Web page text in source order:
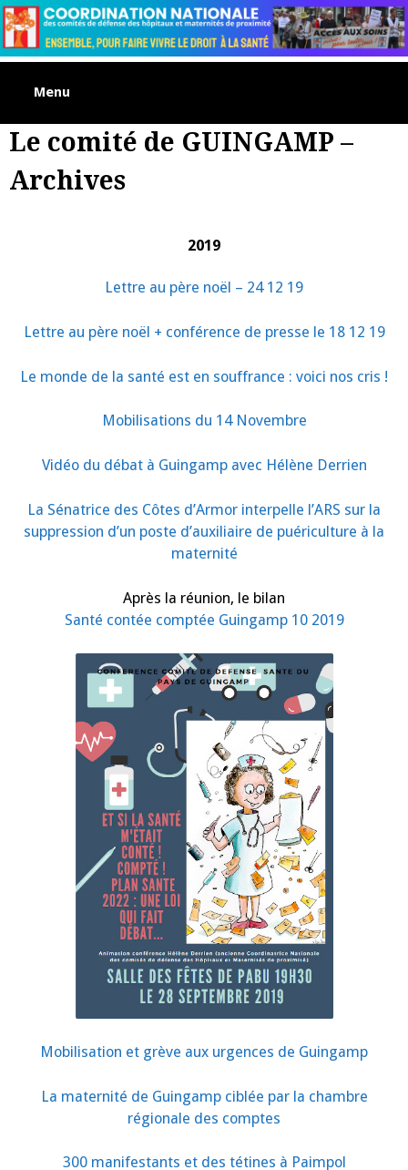
Skip
to
content
Menu
Le comité de GUINGAMP –
Archives
2019
Lettre au père noël – 24 12 19
Lettre au père noël + conférence de presse le 18 12 19
Le monde de la santé est en souffrance : voici nos cris !
Mobilisations du 14 Novembre
Vidéo du débat à Guingamp avec Hélène Derrien
La Sénatrice des Côtes d’Armor interpelle l’ARS sur la
suppression d’un poste d’auxiliaire de puériculture à la
maternité
Après la réunion, le bilan
Santé contée comptée Guingamp 10 2019
Mobilisation et grève aux urgences de Guingamp
La maternité de Guingamp ciblée par la chambre
régionale des comptes
300 manifestants et des tétines à Paimpol